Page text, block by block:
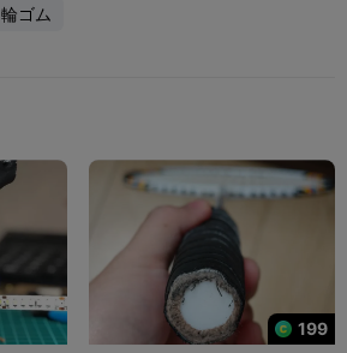
輪ゴム
199